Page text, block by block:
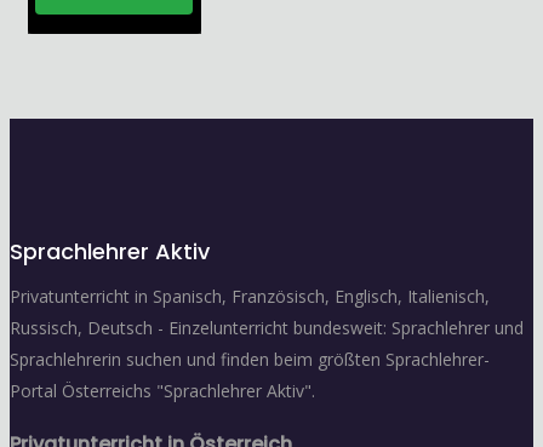
Sprachlehrer Aktiv
Privatunterricht in Spanisch, Französisch, Englisch, Italienisch,
Russisch, Deutsch - Einzelunterricht bundesweit: Sprachlehrer und
Sprachlehrerin suchen und finden beim größten Sprachlehrer-
Portal Österreichs "Sprachlehrer Aktiv".